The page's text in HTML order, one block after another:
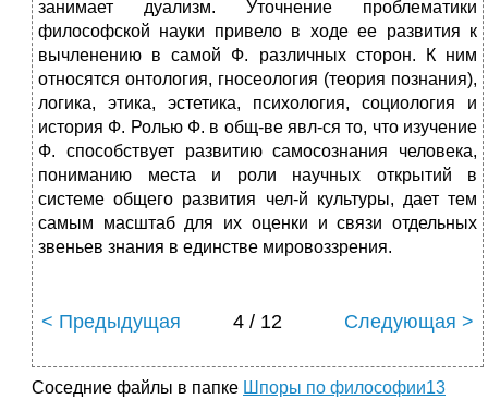
занимает дуализм. Уточне­ние проблематики
философской науки привело в ходе ее развития к
вычленению в самой Ф. различных сторон. К ним
относятся онто­логия, гносео­логия (теория познания),
логика, этика, эстетика, психология, социология и
история Ф. Ролью Ф. в общ-ве явл-ся то, что изучение
Ф. способствует развитию самосознания человека,
пониманию места и роли научных открытий в
системе общего развития чел-й культуры, дает тем
самым мас­штаб для их оценки и связи отдельных
звеньев знания в единстве мировоззрения.
< Предыдущая 4 / 12 Следующая >
Соседние файлы в папке Шпоры по философии13